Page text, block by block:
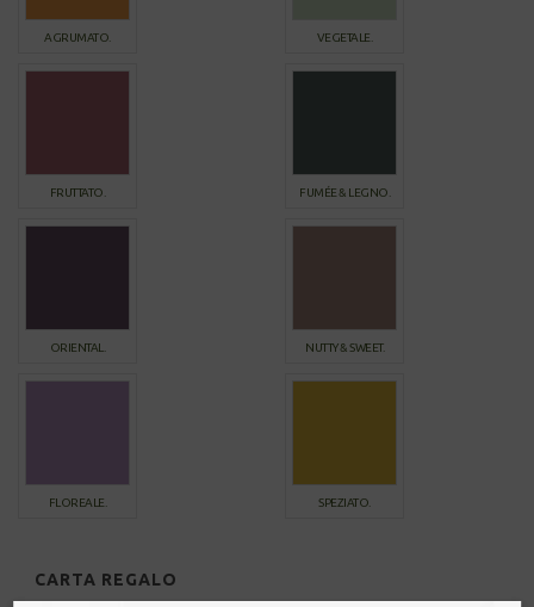
AGRUMATO. VEGETALE.
FRUTTATO. FUMÉE & LEGNO.
ORIENTAL. NUTTY & SWEET.
FLOREALE. SPEZIATO.
CARTA REGALO